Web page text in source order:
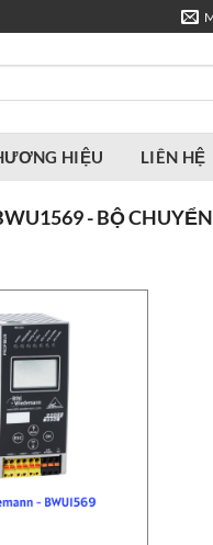
HIỆU LIÊN HỆ
- BỘ CHUYỂN